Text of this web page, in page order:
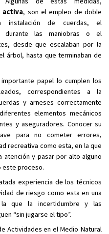
activa, son el empleo de doble
de cuerdas, el
durante las maniobras o el
desde que escalaban por la
árbol, hasta que terminaban de
papel lo cumplen los
correspondientes a la
y arneses correctamente
elementos mecánicos
y aseguradores. Conocer su
para no cometer errores,
recreativa como esta, en la que
atención y pasar por alto alguno
este proceso.
experiencia de los técnicos
de riesgo como esta en una
que la incertidumbre y las
“sin jugarse el tipo”.
Actividades en el Medio Natural